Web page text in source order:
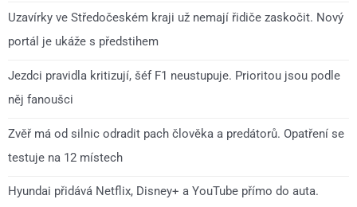
Uzavírky ve Středočeském kraji už nemají řidiče zaskočit. Nový
portál je ukáže s předstihem
Jezdci pravidla kritizují, šéf F1 neustupuje. Prioritou jsou podle
něj fanoušci
Zvěř má od silnic odradit pach člověka a predátorů. Opatření se
testuje na 12 místech
Hyundai přidává Netflix, Disney+ a YouTube přímo do auta.